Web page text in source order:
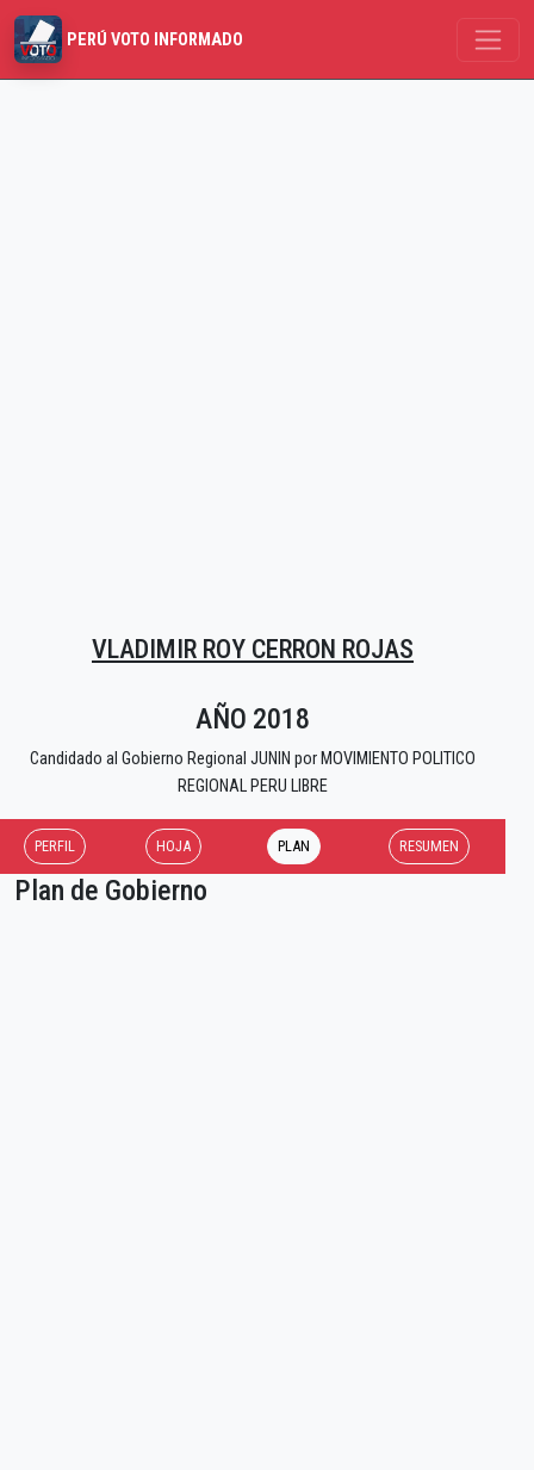
PERÚ VOTO INFORMADO
VLADIMIR ROY CERRON ROJAS
AÑO 2018
Candidado al Gobierno Regional JUNIN por MOVIMIENTO POLITICO
REGIONAL PERU LIBRE
PERFIL HOJA PLAN RESUMEN
Plan de Gobierno